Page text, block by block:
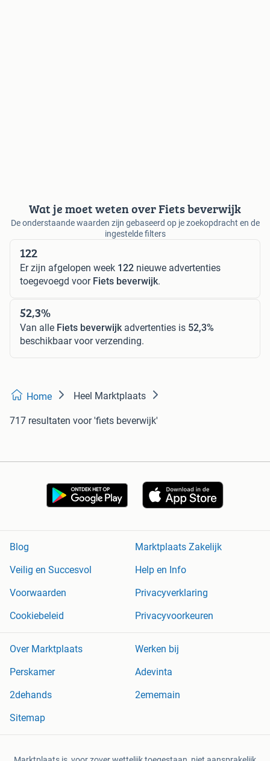
Wat je moet weten over Fiets beverwijk
De onderstaande waarden zijn gebaseerd op je zoekopdracht en de
ingestelde filters
122
Er zijn afgelopen week 122 nieuwe advertenties
toegevoegd voor Fiets beverwijk.
52,3%
Van alle Fiets beverwijk advertenties is 52,3%
beschikbaar voor verzending.
Home Heel Marktplaats
717 resultaten voor 'fiets beverwijk'
Blog
Marktplaats Zakelijk
Veilig en Succesvol
Help en Info
Voorwaarden
Privacyverklaring
Cookiebeleid
Privacyvoorkeuren
Over Marktplaats
Werken bij
Perskamer
Adevinta
2dehands
2ememain
Sitemap